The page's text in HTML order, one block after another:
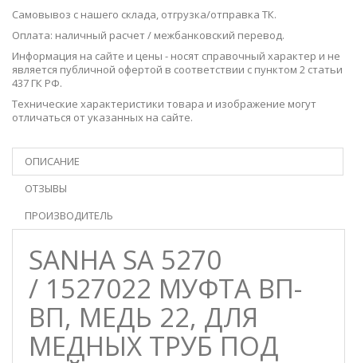
Самовывоз с нашего склада, отгрузка/отправка ТК.
Оплата: наличный расчет / межбанковский перевод.
Информация на сайте и цены - носят справочный характер и не
является публичной офертой в соответствии с пунктом 2 статьи
437 ГК РФ.
Технические характеристики товара и изображение могут
отличаться от указанных на сайте.
ОПИСАНИЕ
ОТЗЫВЫ
ПРОИЗВОДИТЕЛЬ
SANHA SA 5270
/ 1527022 МУФТА ВП-
ВП, МЕДЬ 22, ДЛЯ
МЕДНЫХ ТРУБ ПОД